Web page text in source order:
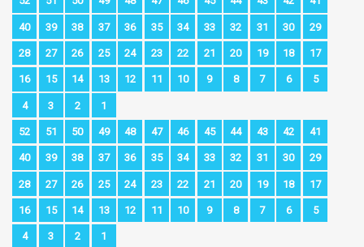
40 39 38 37 36 35 34 33 32 31 30 29
28 27 26 25 24 23 22 21 20 19 18 17
16 15 14 13 12 11 10 9 8 7 6 5
4 3 2 1
52 51 50 49 48 47 46 45 44 43 42 41
40 39 38 37 36 35 34 33 32 31 30 29
28 27 26 25 24 23 22 21 20 19 18 17
16 15 14 13 12 11 10 9 8 7 6 5
4 3 2 1